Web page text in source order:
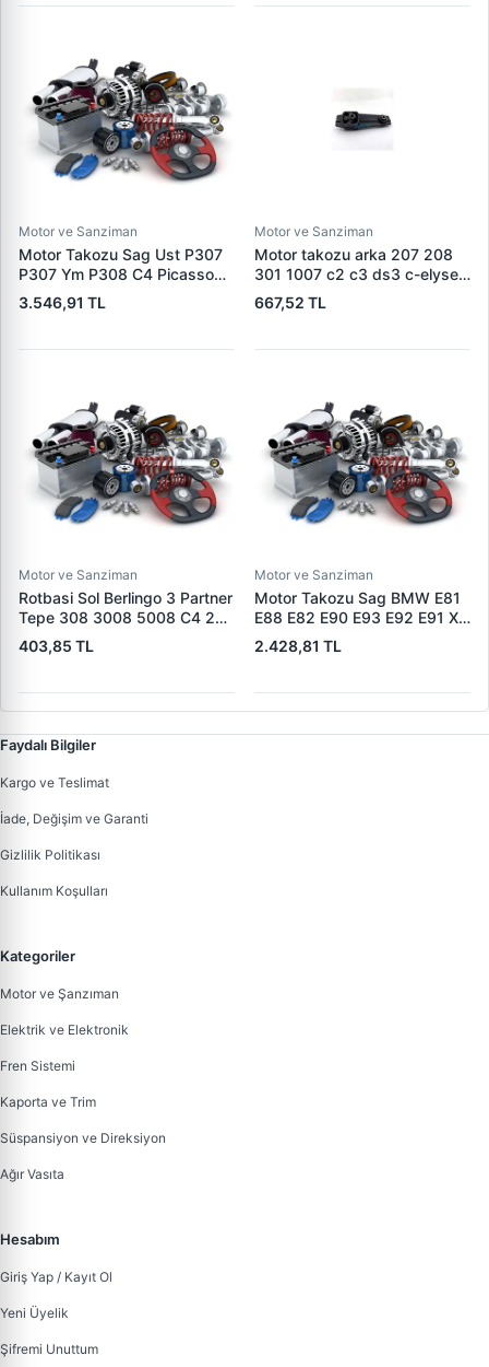
Motor ve Sanziman
Motor Takozu Sag Ust P307
P307 Ym P308 C4 Picasso
C4 2 DS4 C4 EW10A (2,0
16V) | RAPRO R52123 | OEM
3.546,91 TL
Motor ve Sanziman
Motor takozu arka 207 208
301 1007 c2 c3 ds3 c-elysee
1806.59 180659 180696
180684
667,52 TL
Motor ve Sanziman
Rotbasi Sol Berlingo 3 Partner
Tepe 308 3008 5008 C4 2
DS4 08> | RIW PE2020 |
OEM 3817.76
403,85 TL
Motor ve Sanziman
Motor Takozu Sag BMW E81
E88 E82 E90 E93 E92 E91 X1
E84 Z4 E89 | CORTECO
80000696 | OEM
2.428,81 TL
Faydalı Bilgiler
Kargo ve Teslimat
İade, Değişim ve Garanti
Gizlilik Politikası
Kullanım Koşulları
Kategoriler
Motor ve Şanzıman
Elektrik ve Elektronik
Fren Sistemi
Kaporta ve Trim
Süspansiyon ve Direksiyon
Ağır Vasıta
Hesabım
Giriş Yap / Kayıt Ol
Yeni Üyelik
Şifremi Unuttum